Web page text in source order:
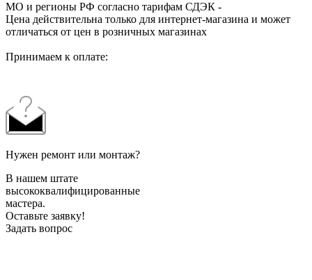
МО и регионы РФ согласно тарифам СДЭК -
Цена действительна только для интернет-магазина и может
отличаться от цен в розничных магазинах
Принимаем к оплате:
Нужен ремонт или монтаж?
В нашем штате
высококвалифицированные
мастера.
Оставьте заявку!
Задать вопрос